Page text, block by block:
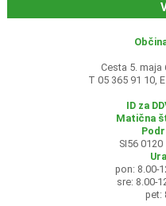
Cesta 5. maja
T 05 365 91 10, E
ID za
Matična
SI56
pon: 8.00-
sre: 8.00-
pet: